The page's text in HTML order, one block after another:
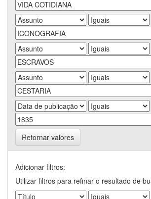
Retornar valores
Adicionar filtros:
Utilizar filtros para refinar o resultado de